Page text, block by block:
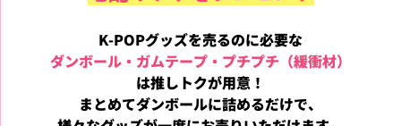
K-POPグッズを売るのに必要な
ダンボール・ガムテープ・プチプチ（緩衝材）
は推しトクが用意！
まとめてダンボールに詰めるだけで、